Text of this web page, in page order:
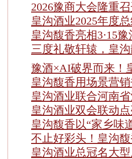
2026豫商大会隆重
皇沟酒业2025年度
皇沟馥香亮相3·15
三度礼敬轩辕，皇
豫酒×AI破界而来！
皇沟馥香用场景营
皇沟酒业联合河南
皇沟酒业双会联动
皇沟馥香以“家乡味
不止好彩头！皇沟
皇沟酒业总冠名大